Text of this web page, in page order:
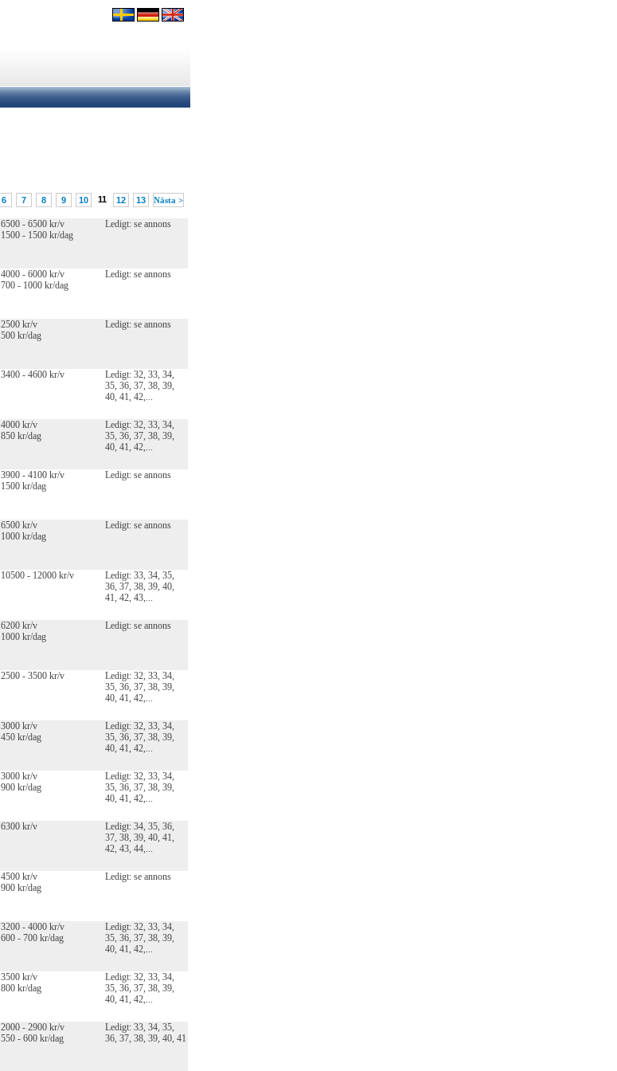
6 7 8 9 10 11 12 13 Nästa >
6500 - 6500 kr/v
1500 - 1500 kr/dag
Ledigt: se annons
4000 - 6000 kr/v
700 - 1000 kr/dag
Ledigt: se annons
2500 kr/v
500 kr/dag
Ledigt: se annons
3400 - 4600 kr/v
Ledigt: 32, 33, 34,
35, 36, 37, 38, 39,
40, 41, 42,...
4000 kr/v
850 kr/dag
Ledigt: 32, 33, 34,
35, 36, 37, 38, 39,
40, 41, 42,...
3900 - 4100 kr/v
1500 kr/dag
Ledigt: se annons
6500 kr/v
1000 kr/dag
Ledigt: se annons
10500 - 12000 kr/v
Ledigt: 33, 34, 35,
36, 37, 38, 39, 40,
41, 42, 43,...
6200 kr/v
1000 kr/dag
Ledigt: se annons
2500 - 3500 kr/v
Ledigt: 32, 33, 34,
35, 36, 37, 38, 39,
40, 41, 42,...
3000 kr/v
450 kr/dag
Ledigt: 32, 33, 34,
35, 36, 37, 38, 39,
40, 41, 42,...
3000 kr/v
900 kr/dag
Ledigt: 32, 33, 34,
35, 36, 37, 38, 39,
40, 41, 42,...
6300 kr/v
Ledigt: 34, 35, 36,
37, 38, 39, 40, 41,
42, 43, 44,...
4500 kr/v
900 kr/dag
Ledigt: se annons
3200 - 4000 kr/v
600 - 700 kr/dag
Ledigt: 32, 33, 34,
35, 36, 37, 38, 39,
40, 41, 42,...
3500 kr/v
800 kr/dag
Ledigt: 32, 33, 34,
35, 36, 37, 38, 39,
40, 41, 42,...
2000 - 2900 kr/v
550 - 600 kr/dag
Ledigt: 33, 34, 35,
36, 37, 38, 39, 40, 41